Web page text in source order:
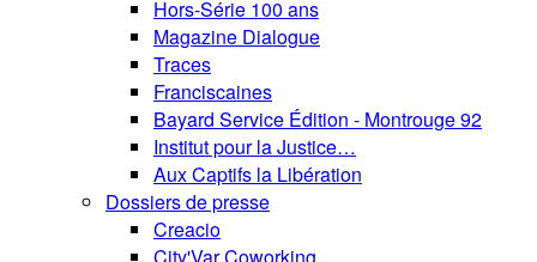
Hors-Série 100 ans
Magazine Dialogue
Traces
Franciscaines
Bayard Service Édition - Montrouge 92
Institut pour la Justice…
Aux Captifs la Libération
Dossiers de presse
Creacio